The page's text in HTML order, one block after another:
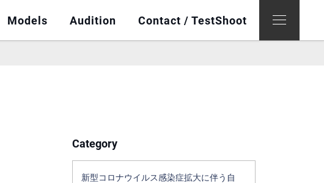
Models Audition Contact / TestShoot
Category
新型コロナウイルス感染症拡大に伴う自